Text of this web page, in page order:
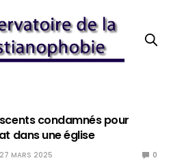
condamnés pour
dans une église
27 MARS 2025 0